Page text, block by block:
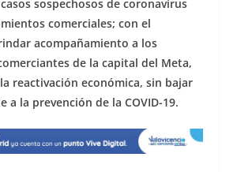
n
g
er
sospechosos de coronavirus
comerciales; con el
acompañamiento a los
de la capital del Meta,
reactivación económica, sin bajar
a la prevención de la COVID-19.